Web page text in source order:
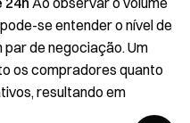
se entender o nível de
de negociação. Um
os compradores quanto
resultando em